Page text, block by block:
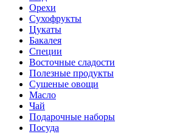
Орехи
Сухофрукты
Цукаты
Бакалея
Специи
Восточные сладости
Полезные продукты
Сушеные овощи
Масло
Чай
Подарочные наборы
Посуда